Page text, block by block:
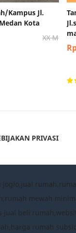
Kampus Jl.
Kota
XX M
PRIVASI
mewah
beli
rumah